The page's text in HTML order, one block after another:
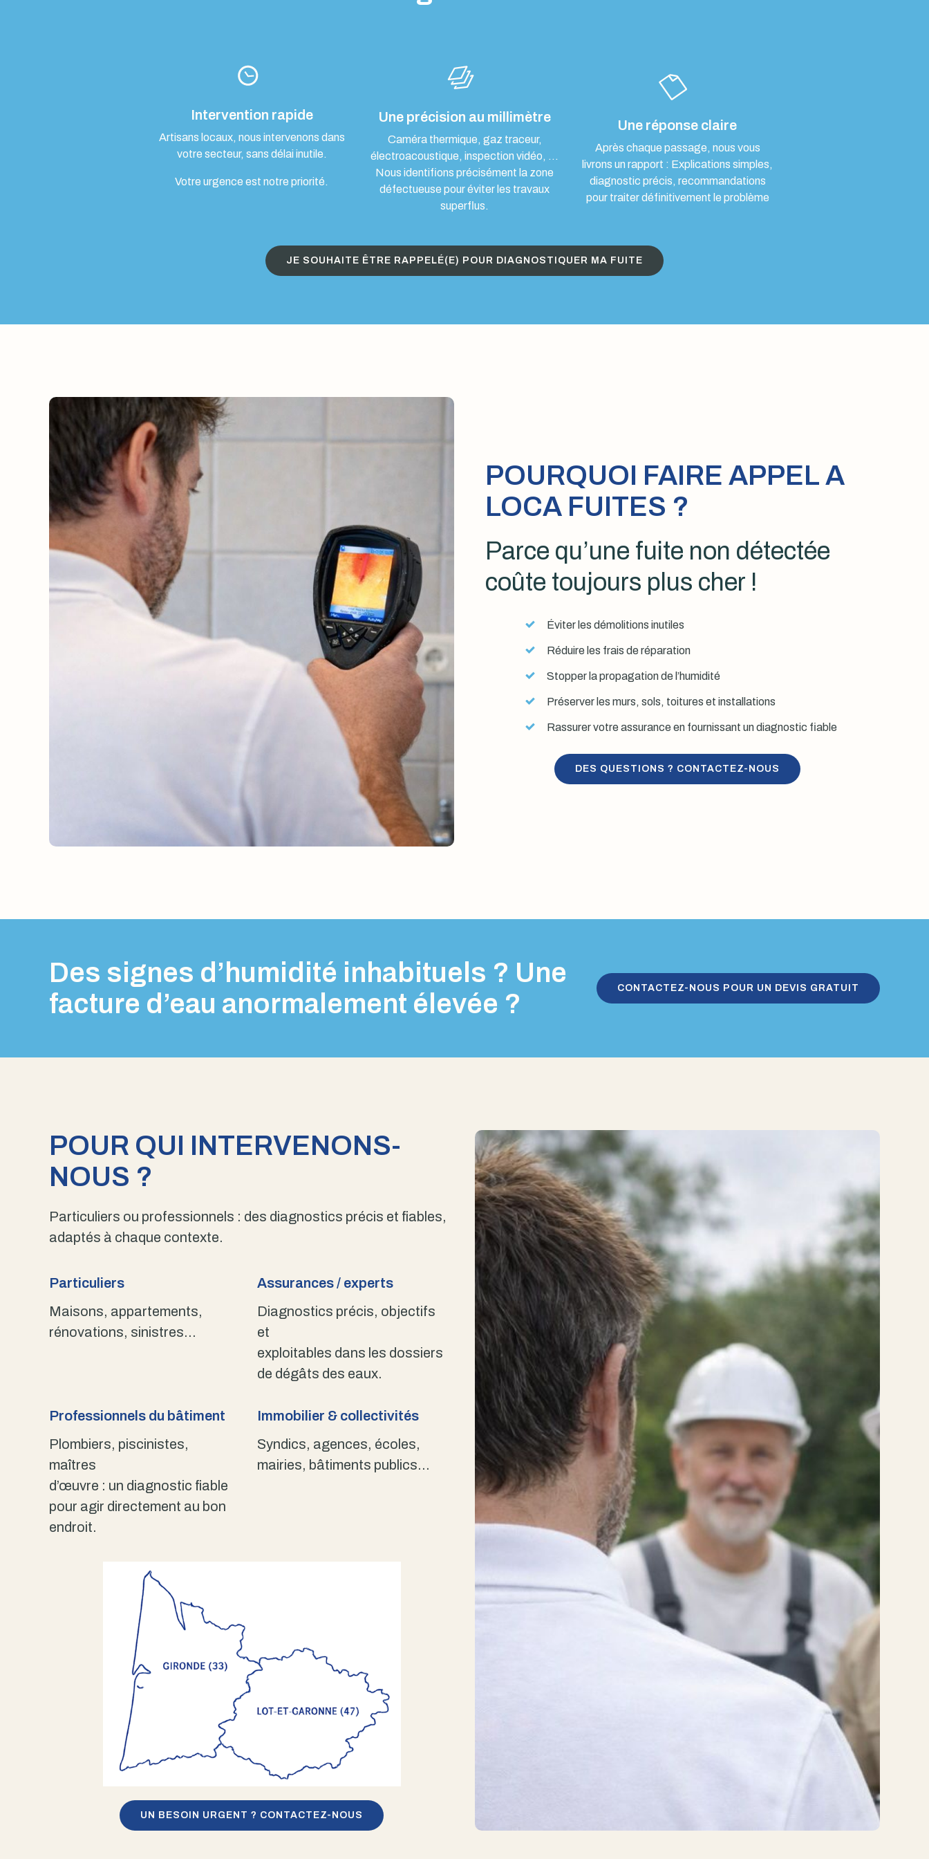
Intervention rapide
Artisans locaux, nous intervenons dans
votre secteur, sans délai inutile.
Votre urgence est notre priorité.
Une précision au millimètre
Caméra thermique, gaz traceur,
électroacoustique, inspection vidéo, …
Nous identifions précisément la zone
défectueuse pour éviter les travaux
superflus.
Une réponse claire
Après chaque passage, nous vous
livrons un rapport : Explications simples,
diagnostic précis, recommandations
pour traiter définitivement le problème
JE SOUHAITE ÊTRE RAPPELÉ(E) POUR DIAGNOSTIQUER MA FUITE
POURQUOI FAIRE APPEL A
LOCA FUITES ?
Parce qu’une fuite non détectée
coûte toujours plus cher !
Éviter les démolitions inutiles
Réduire les frais de réparation
Stopper la propagation de l’humidité
Préserver les murs, sols, toitures et installations
Rassurer votre assurance en fournissant un diagnostic fiable
DES QUESTIONS ? CONTACTEZ-NOUS
Des signes d’humidité inhabituels ? Une
facture d’eau anormalement élevée ?
CONTACTEZ-NOUS POUR UN DEVIS GRATUIT
POUR QUI INTERVENONS-
NOUS ?
Particuliers ou professionnels : des diagnostics précis et fiables,
adaptés à chaque contexte.
Particuliers
Maisons, appartements,
rénovations, sinistres…
Assurances / experts
Diagnostics précis, objectifs
et
exploitables dans les dossiers
de dégâts des eaux.
Professionnels du bâtiment
Plombiers, piscinistes,
maîtres
d’œuvre : un diagnostic fiable
pour agir directement au bon
endroit.
Immobilier & collectivités
Syndics, agences, écoles,
mairies, bâtiments publics…
UN BESOIN URGENT ? CONTACTEZ-NOUS